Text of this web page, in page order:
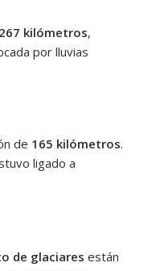
267 kilómetros,
por lluvias
de 165 kilómetros.
ligado a
de glaciares están